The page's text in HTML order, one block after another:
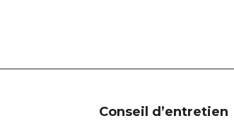
Conseil d’entretien